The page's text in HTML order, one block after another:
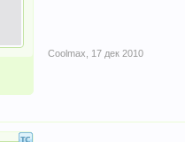
Coolmax 17 дек 2010